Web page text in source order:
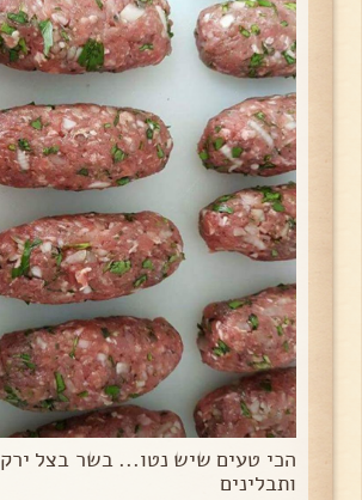
הכי טעים שיש נטו... בשר בצל ירק
ותבלינים